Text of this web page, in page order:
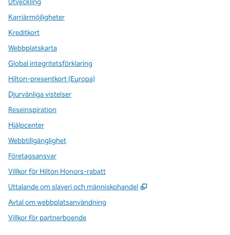
Utveckling
Karriärmöjligheter
Kreditkort
Webbplatskarta
Global integritetsförklaring
Hilton-presentkort (Europa)
Djurvänliga vistelser
Reseinspiration
Hjälpcenter
Webbtillgänglighet
Företagsansvar
Villkor för Hilton Honors-rabatt
Uttalande om slaveri och människohandel
,
Avtal om webbplatsanvändning
Villkor för partnerboende